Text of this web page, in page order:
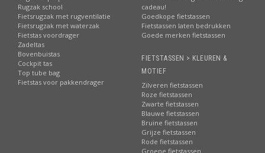
Rugzak school
Fietsrugzak met rugventilatie
Fietsrugzak met waterzak
Fietstas voordrager
Zadeltas
Bovenbuistas
Cockpit tas
Top tube bag
Fietstas voor pakkendrager
cadeau!
Goedkope fietstassen
Fietstassen laten bedrukken
Goede merken fietstassen
FIETSTASSEN > KLEUREN &
MOTIEF
Zilveren fietstassen
Roze fietstassen
Zwarte fietstassen
Blauwe fietstassen
Bruine fietstassen
Grijze fietstassen
Rode fietstassen
Groene fietstassen